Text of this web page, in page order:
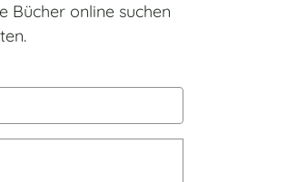
Bücher online suchen